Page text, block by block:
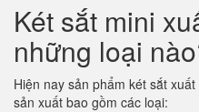
Két sắt mini
những loại
Hiện nay sản phẩm két sắt
sản xuất bao gồm các loại: